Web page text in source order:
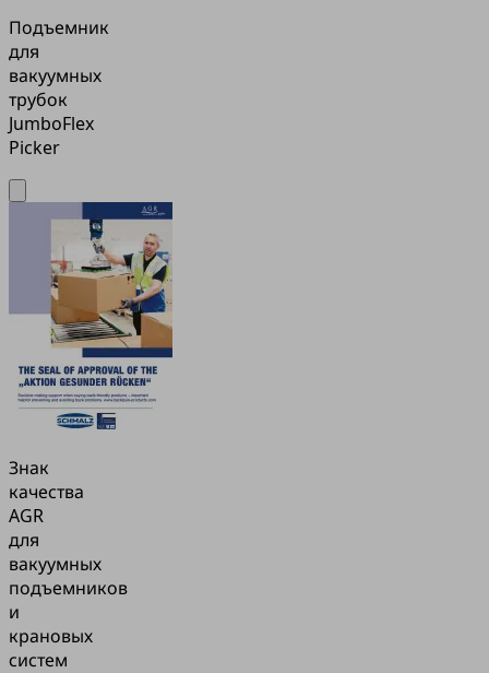
Подъемник
для
вакуумных
трубок
JumboFlex
Picker
Знак
качества
AGR
для
вакуумных
подъемников
и
крановых
систем